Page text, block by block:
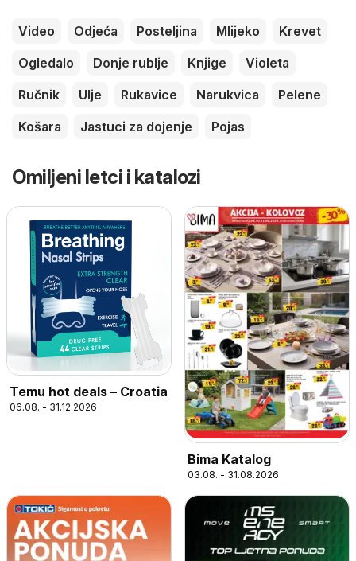
Video Odjeća Posteljina Mlijeko
Krevet
Ogledalo
Donje rublje Knjige
Violeta
Ručnik
Ulje Rukavice Narukvica
Pelene
Košara
Jastuci za dojenje Pojas
Omiljeni letci i katalozi
Temu hot deals – Croatia
06.08. - 31.12.2026
Bima Katalog
03.08. - 31.08.2026